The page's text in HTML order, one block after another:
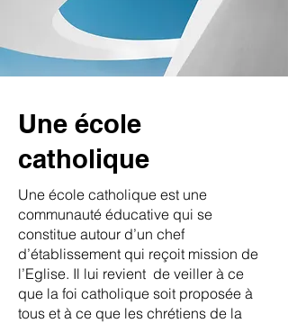
Une école
catholique
Une école catholique est une
communauté éducative qui se
constitue autour d’un chef
d’établissement qui reçoit mission de
l’Eglise. Il lui revient de veiller à ce
que la foi catholique soit proposée à
tous et à ce que les chrétiens de la